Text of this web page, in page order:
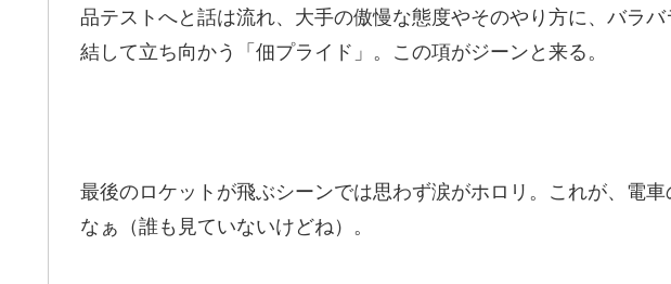
品テストへと話は流れ、大手の傲慢な態度やそのやり方に、バラ
結して立ち向かう「佃プライド」。この項がジーンと来る。
最後のロケットが飛ぶシーンでは思わず涙がホロリ。これが、電
なぁ（誰も見ていないけどね）。